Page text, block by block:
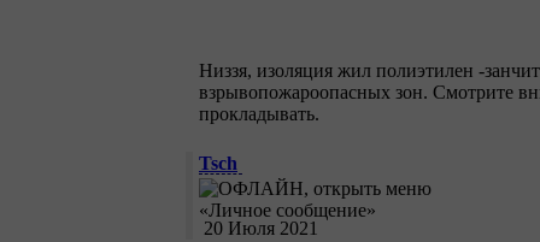
Низзя, изоляция жил полиэтилен -
взрывопожароопасных зон. Смотрите
прокладывать.
Tsch
20 Июля 2021